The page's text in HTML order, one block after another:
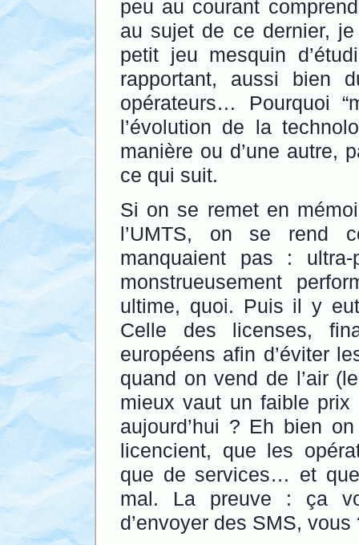
peu au courant
au sujet de ce dernier,
petit jeu mesquin
rapportant, aussi bien
opérateurs… Pourquoi
l’évolution de la
manière ou d’une autre,
ce qui suit.
Si on se remet en
l’UMTS, on se rend
manquaient pas : ultra-
monstrueusement
ultime, quoi. Puis il y
Celle des licenses,
européens afin d’éviter
quand on vend de l’air
mieux vaut un faible
aujourd’hui ? Eh bien
licencient, que les
que de services… et
mal. La preuve : ça
d’envoyer des SMS, vous